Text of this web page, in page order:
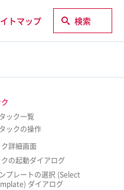
トマップ 検索
ック一覧
ックの操作
詳細画面
の起動ダイアログ
プレートの選択 (Select
ダイアログ